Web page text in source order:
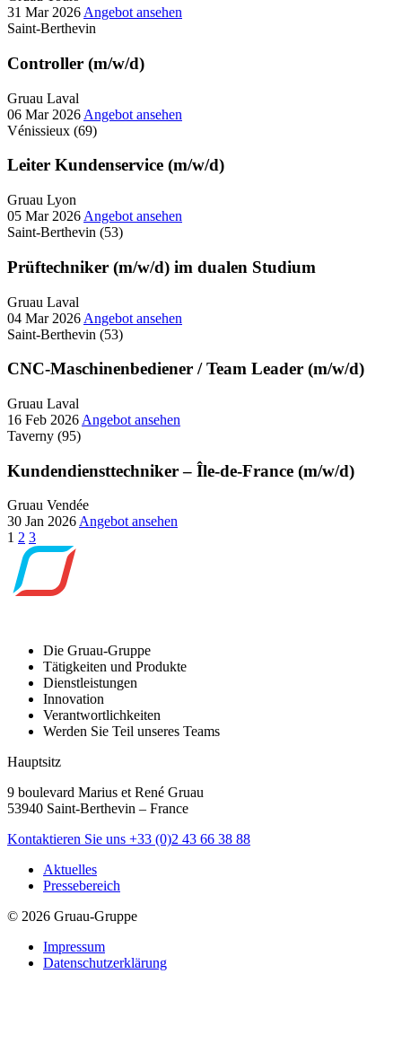
31 Mar 2026 Angebot ansehen
Saint-Berthevin
Controller (m/w/d)
Gruau Laval
06 Mar 2026 Angebot ansehen
Vénissieux (69)
Leiter Kundenservice (m/w/d)
Gruau Lyon
05 Mar 2026 Angebot ansehen
Saint-Berthevin (53)
Prüftechniker (m/w/d) im dualen Studium
Gruau Laval
04 Mar 2026 Angebot ansehen
Saint-Berthevin (53)
CNC-Maschinenbediener / Team Leader (m/w/d)
Gruau Laval
16 Feb 2026 Angebot ansehen
Taverny (95)
Kundendiensttechniker – Île-de-France (m/w/d)
Gruau Vendée
30 Jan 2026 Angebot ansehen
Beitragsnavigation
1 2 3
Die Gruau-Gruppe
Tätigkeiten und Produkte
Dienstleistungen
Innovation
Verantwortlichkeiten
Werden Sie Teil unseres Teams
Hauptsitz
9 boulevard Marius et René Gruau
53940 Saint-Berthevin – France
Kontaktieren Sie uns +33 (0)2 43 66 38 88
Aktuelles
Pressebereich
© 2026 Gruau-Gruppe
Impressum
Datenschutzerklärung